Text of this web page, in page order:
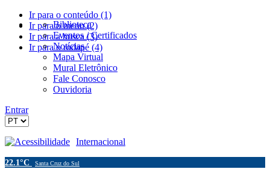
Ir para o conteúdo (1)
Ir para o menu (2)
Ir para a busca (3)
Ir para o rodapé (4)
Biblioteca
Eventos / Certificados
Notícias
Mapa Virtual
Mural Eletrônico
Fale Conosco
Ouvidoria
Entrar
Acessibilidade Internacional
22.1°C Santa Cruz do Sul